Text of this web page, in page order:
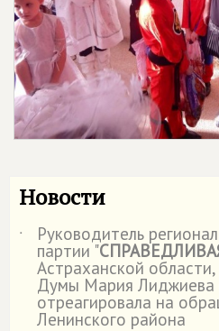
Новости
˙ Руководитель
партии "
Астраханской
Думы Мария Лиджиева
отреагировала на
Ленинского района